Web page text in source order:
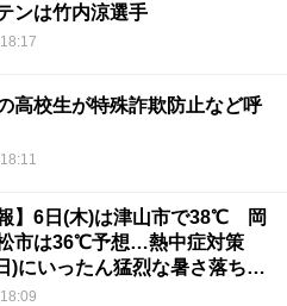
ンは竹内涼選手
高校生が特殊詐欺防止など呼
報】6日(木)は津山市で38℃ 岡
市は36℃予想…熱中症対策
にいったん猛烈な暑さ落ち着